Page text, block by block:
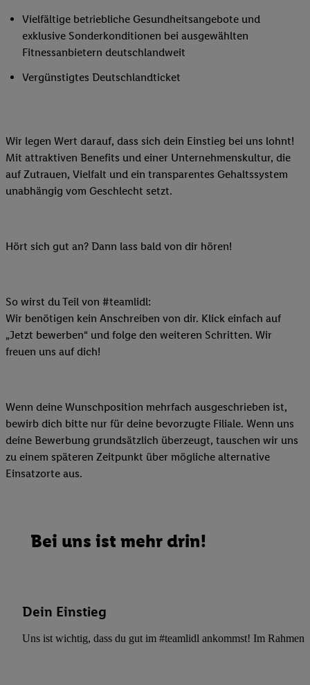
Vielfältige betriebliche Gesundheitsangebote und
exklusive Sonderkonditionen bei ausgewählten
Fitnessanbietern deutschlandweit
Vergünstigtes Deutschlandticket
Wir legen Wert darauf, dass sich dein Einstieg bei uns lohnt!
Mit attraktiven Benefits und einer Unternehmenskultur, die
auf Zutrauen, Vielfalt und ein transparentes Gehaltssystem
unabhängig vom Geschlecht setzt.
Hört sich gut an? Dann lass bald von dir hören!
So wirst du Teil von #teamlidl:
Wir benötigen kein Anschreiben von dir. Klick einfach auf
„Jetzt bewerben“ und folge den weiteren Schritten. Wir
freuen uns auf dich!
Wenn deine Wunschposition mehrfach ausgeschrieben ist,
bewirb dich bitte nur für deine bevorzugte Filiale. Wenn uns
deine Bewerbung grundsätzlich überzeugt, tauschen wir uns
zu einem späteren Zeitpunkt über mögliche alternative
Einsatzorte aus.
Bei uns ist mehr drin!
Dein Einstieg
Uns ist wichtig, dass du gut im #teamlidl ankommst! Im Rahmen